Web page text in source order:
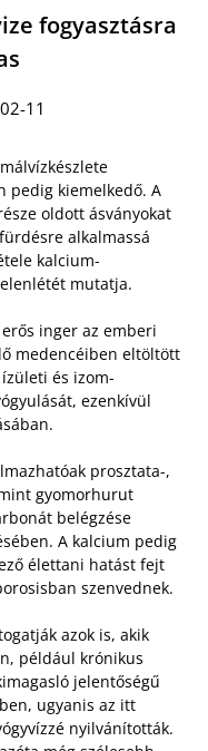
fogyasztásra
11
pedig kiemelkedő. A
oldott ásványokat
alkalmassá
kalcium-
mutatja.
inger az emberi
medencéiben eltöltött
és izom-
ezenkívül
prosztata-,
gyomorhurut
belégzése
A kalcium pedig
élettani hatást fejt
szenvednek.
azok is, akik
például krónikus
jelentőségű
ugyanis az itt
nyilvánították.